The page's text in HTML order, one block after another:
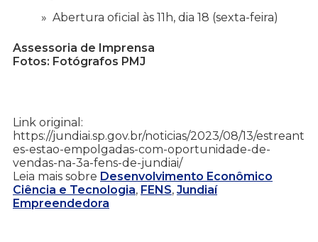
Abertura oficial às 11h, dia 18 (sexta-feira)
Assessoria de Imprensa
Fotos: Fotógrafos PMJ
Link original:
https://jundiai.sp.gov.br/noticias/2023/08/13/estreant
es-estao-empolgadas-com-oportunidade-de-
vendas-na-3a-fens-de-jundiai/
Leia mais sobre Desenvolvimento Econômico
Ciência e Tecnologia, FENS, Jundiaí
Empreendedora